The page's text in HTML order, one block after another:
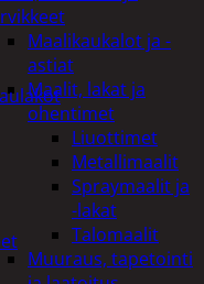
Maalikaukalot ja -
astiat
Maalit, lakat ja
ohentimet
Liuottimet
Metallimaalit
Spraymaalit ja
-lakat
Talomaalit
Muuraus, tapetointi